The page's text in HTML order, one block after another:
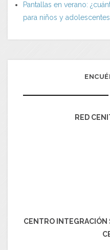
Pantallas en verano:
para niños y
RED
CENTRO INTEGRACIÓN